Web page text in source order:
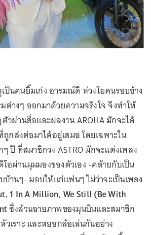
ป็นคนยิ้มเก่ง อารมณ์ดี ห่วงใยคนรอบข้าง
างๆ ออกมาด้วยความจริงใจ จึงทำให้
วผ่านสื่อและผลงาน AROHA มักจะได้
ถูกส่งต่อมาได้อยู่เสมอ โดยเฉพาะใน
ปี ที่สมาชิกวง ASTRO มักจะแต่งเพลง
อผ่านมุมมองของตัวเอง -คล้ายกับเป็น
บ้านๆ- มอบให้แก่แฟนๆ ไม่ว่าจะเป็นเพลง
, 1 In A Million, We Still (Be With
ซึ่งล้วนฉายภาพของมุนบินและสมาชิก
เราะ และหยอกล้อเล่นกันอย่าง